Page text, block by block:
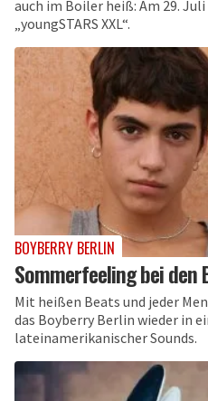
auch im Boiler heiß: Am 29.
„youngSTARS XXL“.
BOYBERRY BERLIN
Sommerfeeling bei den
Mit heißen Beats und jeder
das Boyberry Berlin wieder in
lateinamerikanischer Sounds.